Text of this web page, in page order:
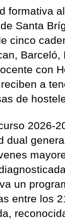
formativa
Santa
cinco
Barceló,
con
a
de
2026-
dual
un
entre los